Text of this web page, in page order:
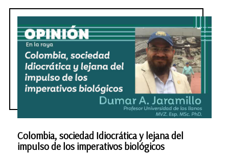
Colombia, sociedad Idiocrática y lejana del
impulso de los imperativos biológicos